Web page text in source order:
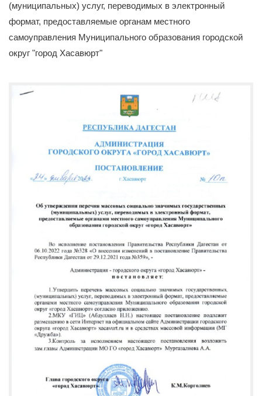
(муниципальных) услуг, переводимых в электронный
формат, предоставляемые органам местного
самоуправления Муниципального образования городской
округ "город Хасавюрт"